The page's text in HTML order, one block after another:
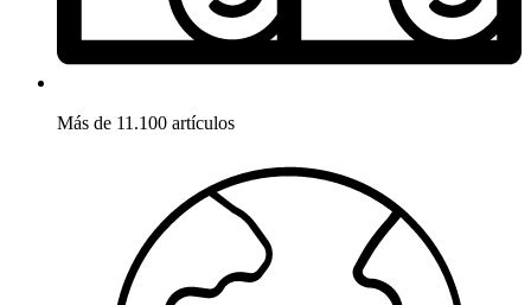
Más de 11.100 artículos